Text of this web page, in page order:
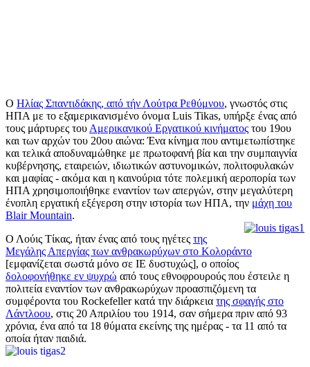
Ο Ηλίας Σπαντιδάκης, από τήν Λούτρα Ρεθύμνου, γνωστός στις
ΗΠΑ με το εξαμερικανισμένο όνομα Luis Tikas, υπήρξε ένας από
τους μάρτυρες του Αμερικανικού Εργατικού κινήματος του 19ου
και των αρχών του 20ου αιώνα: Ένα κίνημα που αντιμετωπίστηκε
και τελικά αποδυναμώθηκε με πρωτοφανή βία και την συμπαιγνία
κυβέρνησης, εταιρειών, ιδιωτικών αστυνομικών, πολιτοφυλακών
και μαφίας - ακόμα και η καινούρια τότε πολεμική αεροπορία των
ΗΠΑ χρησιμοποιήθηκε εναντίον των απεργών, στην μεγαλύτερη
ένοπλη εργατική εξέγερση στην ιστορία των ΗΠΑ, την μάχη του
Blair Mountain.
Ο Λούις Τίκας, ήταν ένας από τους ηγέτες της
Μεγάλης Απεργίας των ανθρακωρύχων στο Κολοράντο
[εμφανίζεται σωστά μόνο σε IE δυστυχώς], ο οποίος
δολοφονήθηκε εν ψυχρώ από τους εθνοφρουρούς που έστειλε η
πολιτεία εναντίον των ανθρακωρύχων προασπιζόμενη τα
συμφέροντα του Rockefeller κατά την διάρκεια της σφαγής στο
Λάντλοου, στις 20 Απριλίου του 1914, σαν σήμερα πριν από 93
χρόνια, ένα από τα 18 θύματα εκείνης της ημέρας - τα 11 από τα
οποία ήταν παιδιά.